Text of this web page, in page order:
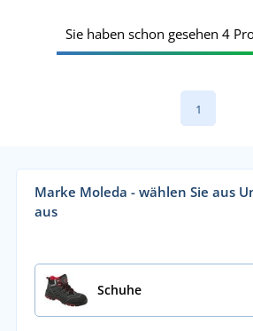
Sie haben schon gesehen 4
1
Marke Moleda - wählen Sie aus
aus
Schuhe